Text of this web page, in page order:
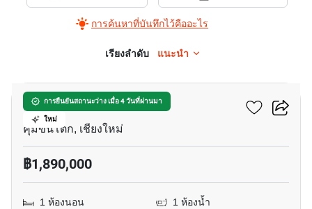
การค้นหาที่บันทึกไว้คืออะไร
เรียงลำดับ แนะนำ
การยืนยันสถานะว่าง เมื่อ 4 วันที่ผ่านมา
ใหม่
วันพลัส บิสสิเนส พาร์ค 3
คุ้มขันโตก, เชียงใหม่
฿1,890,000
1 ห้องนอน
1 ห้องน้ำ